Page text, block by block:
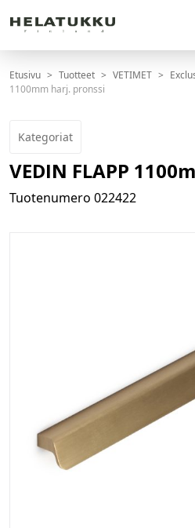
Etusivu Tuotteet VETIMET
1100mm harj. pronssi
Kategoriat
VEDIN FLAPP
Tuotenumero 022422